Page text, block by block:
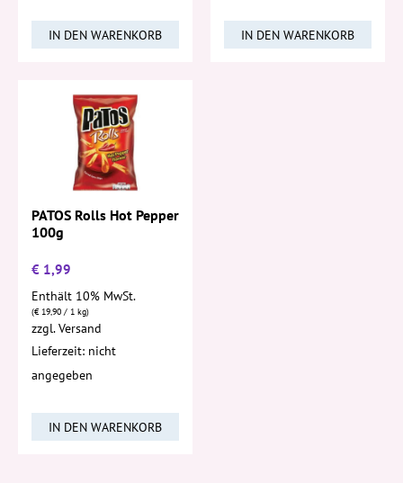
IN DEN WARENKORB IN DEN WARENKORB
PATOS Rolls Hot Pepper
100g
€ 1,99
Enthält 10% MwSt.
(€19,90 / 1 kg)
zzgl.Versand
Lieferzeit: nicht
angegeben
IN DEN WARENKORB